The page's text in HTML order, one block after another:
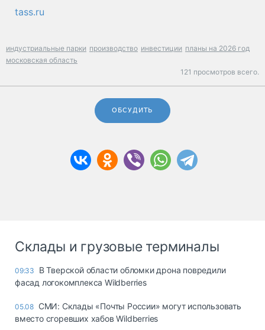
tass.ru
индустриальные парки производство инвестиции планы на 2026 год
московская область
121 просмотров всего.
ОБСУДИТЬ
Склады и грузовые терминалы
09:33
В Тверской области обломки дрона повредили
фасад логокомплекса Wildberries
05.08 СМИ: Склады «Почты России» могут использовать
вместо сгоревших хабов Wildberries